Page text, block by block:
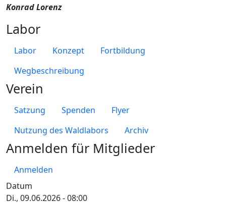
Datum
Di., 09.06.2026 - 08:00
Konrad Lorenz
Labor
Labor Konzept
Fortbildung
Wegbeschreibung
Verein
Satzung Spenden
Flyer
Nutzung des Waldlabors
Archiv
Anmelden für Mitglieder
Anmelden